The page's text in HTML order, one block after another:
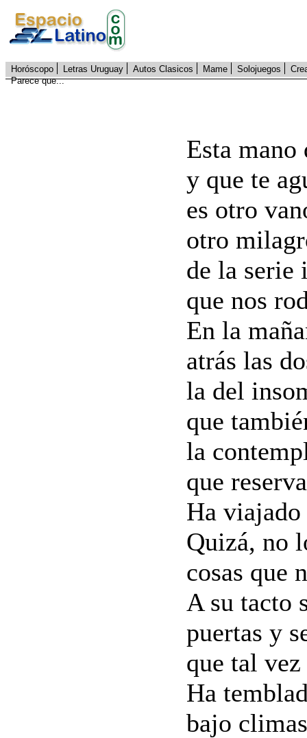
Horóscopo Letras Uruguay Autos Clasicos Mame Solojuegos
Parece que...
Esta mano
y que te
es otro
otro
de la
que nos
En la
atrás las
la del
que
la
que
Ha
Quizá, no
cosas que
A su tacto
puertas y
que tal
Ha
bajo